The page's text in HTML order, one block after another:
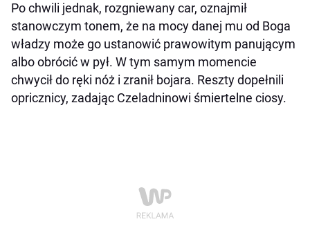
Po chwili jednak, rozgniewany car, oznajmił
stanowczym tonem, że na mocy danej mu od Boga
władzy może go ustanowić prawowitym panującym
albo obrócić w pył. W tym samym momencie
chwycił do ręki nóż i zranił bojara. Reszty dopełnili
opricznicy, zadając Czeladninowi śmiertelne ciosy.